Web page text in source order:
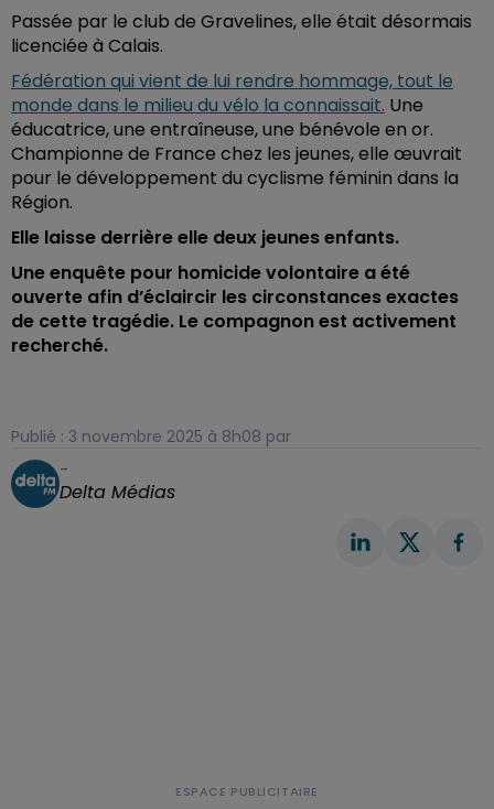
Passée par le club de Gravelines, elle était désormais
licenciée à Calais.
Fédération qui vient de lui rendre hommage, tout le
monde dans le milieu du vélo la connaissait. Une
éducatrice, une entraîneuse, une bénévole en or.
Championne de France chez les jeunes, elle œuvrait
pour le développement du cyclisme féminin dans la
Région.
Elle laisse derrière elle deux jeunes enfants.
Une enquête pour homicide volontaire a été
ouverte afin d’éclaircir les circonstances exactes
de cette tragédie. Le compagnon est activement
recherché.
Publié : 3 novembre 2025 à 8h08 par
-
Delta Médias